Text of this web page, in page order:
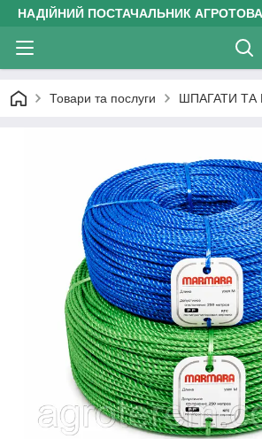
НАДІЙНИЙ ПОСТАЧАЛЬНИК
Товари та послуги ШПАГАТИ ТА